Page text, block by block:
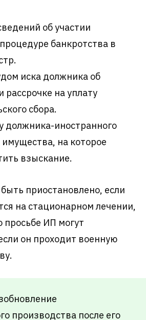
об участии
банкротства в
иска должника об
рассрочке на уплату
сбора.
должника-иностранного
на которое
взыскание.
приостановлено, если
на стационарном лечении,
просьбе ИП могут
он проходит военную
производства после его